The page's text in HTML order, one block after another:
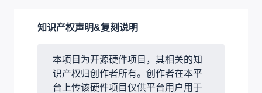
知识产权声明&复刻说明
本项目为开源硬件项目，其相关的知
识产权归创作者所有。创作者在本平
台上传该硬件项目仅供平台用户用于